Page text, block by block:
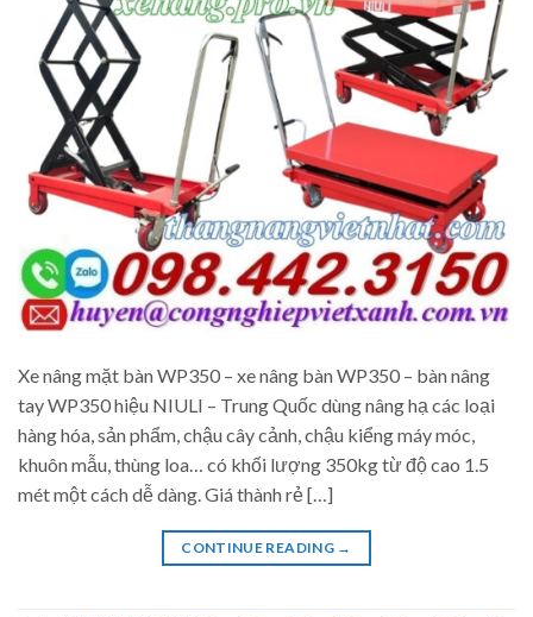
Xe nâng mặt bàn WP350 – xe nâng bàn WP350 – bàn nâng
tay WP350 hiệu NIULI – Trung Quốc dùng nâng hạ các loại
hàng hóa, sản phẩm, chậu cây cảnh, chậu kiểng máy móc,
khuôn mẫu, thùng loa… có khối lượng 350kg từ độ cao 1.5
mét một cách dễ dàng. Giá thành rẻ […]
CONTINUE READING →